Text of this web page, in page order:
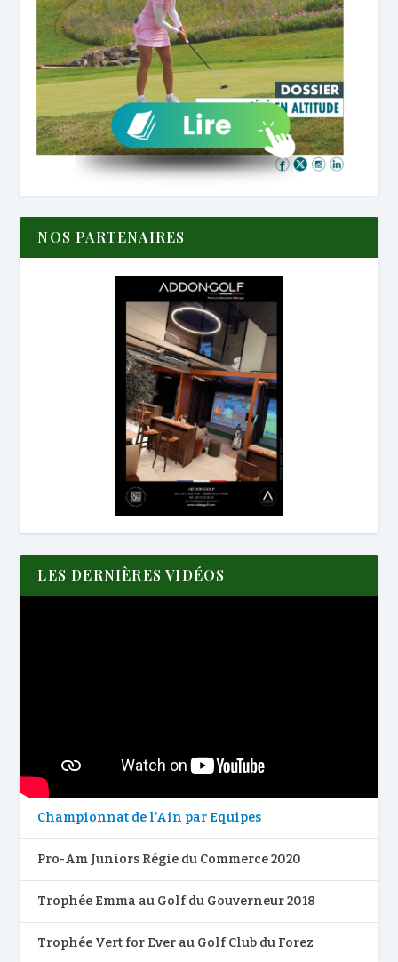
NOS PARTENAIRES
LES DERNIÈRES VIDÉOS
Championnat de l’Ain par Equipes
Pro-Am Juniors Régie du Commerce 2020
Trophée Emma au Golf du Gouverneur 2018
Trophée Vert for Ever au Golf Club du Forez